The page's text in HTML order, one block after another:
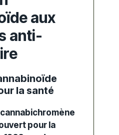
aux
anti-
la santé
cannabichromène
pour la